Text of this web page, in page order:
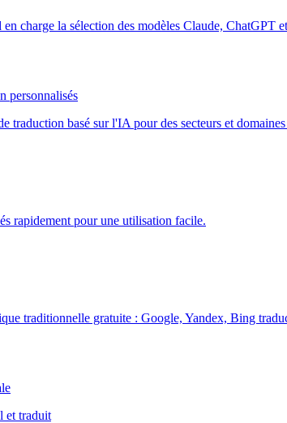
charge la sélection des modèles Claude, ChatGPT
personnalisés
traduction basé sur l'IA pour des secteurs et
rapidement pour une utilisation facile.
traditionnelle gratuite : Google, Yandex, Bing
et traduit